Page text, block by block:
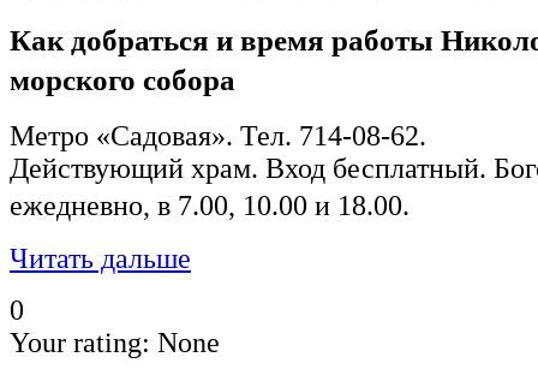
Как добраться и время работы
морского собора
Метро «Садовая». Тел. 714-08-62.
Действующий храм. Вход бесплатный.
ежедневно, в 7.00, 10.00 и 18.00.
Читать дальше
0
Your rating: None